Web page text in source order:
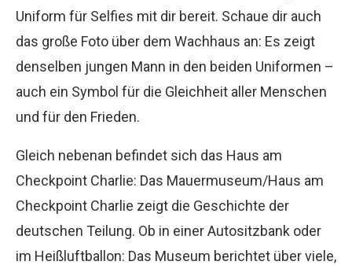
Uniform für Selfies mit dir bereit. Schaue dir auch
das große Foto über dem Wachhaus an: Es zeigt
denselben jungen Mann in den beiden Uniformen –
auch ein Symbol für die Gleichheit aller Menschen
und für den Frieden.
Gleich nebenan befindet sich das Haus am
Checkpoint Charlie: Das Mauermuseum/Haus am
Checkpoint Charlie zeigt die Geschichte der
deutschen Teilung. Ob in einer Autositzbank oder
im Heißluftballon: Das Museum berichtet über viele,